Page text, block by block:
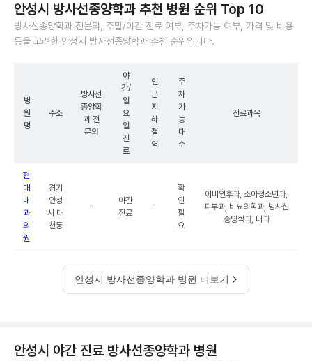
안성시 방사선종양학과 추천 병원 순위 Top 10
방사선종양학과 전문의, 주말/야간 진료 여부, 주차가능 여부, 가격 및 비용
등을 고려한 안성시 방사선종양학과 추천 순위입니다.
병
원
명
주소
방사선
종양학
과 전
문의
야
간/
일
요
일
진
료
인
근
지
하
철
역
주
차
가
능
대
수
진료과목
현
대
내
과
의
원
경기
안성
시 대
천동
-
야간
진료
-
확
인
필
요
이비인후과, 소아청소년과,
피부과, 비뇨의학과, 방사선
종양학과, 내과
안성시 방사선종양학과 병원 더보기
안성시 야간 진료 방사선종양학과 병원